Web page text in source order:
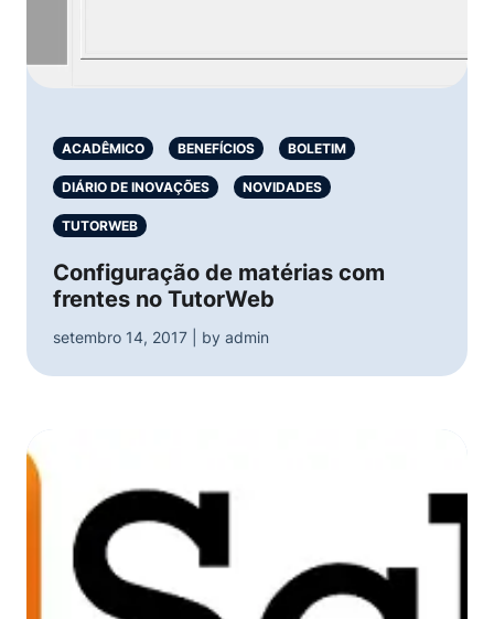
ACADÊMICO BENEFÍCIOS BOLETIM
DIÁRIO DE INOVAÇÕES NOVIDADES
TUTORWEB
Configuração de matérias com
frentes no TutorWeb
setembro 14, 2017 | by admin